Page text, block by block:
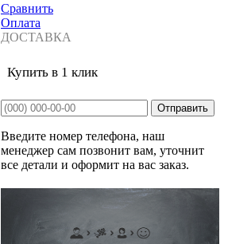
Сравнить
Оплата
ДОСТАВКА
Купить в 1 клик
Введите номер телефона, наш
менеджер сам позвонит вам, уточнит
все детали и оформит на вас заказ.